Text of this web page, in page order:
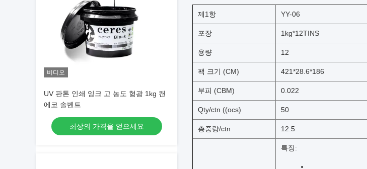
비디오
UV 판톤 인쇄 잉크 고 농도 형광 1kg 캔
에코 솔벤트
최상의 가격을 얻으세요
제1항 YY-06
포장 1kg*12TINS
용량 12
팩 크기 (CM) 421*28.6*186
부피 (CBM) 0.022
Qty/ctn ((ocs) 50
총중량/ctn 12.5
특징: